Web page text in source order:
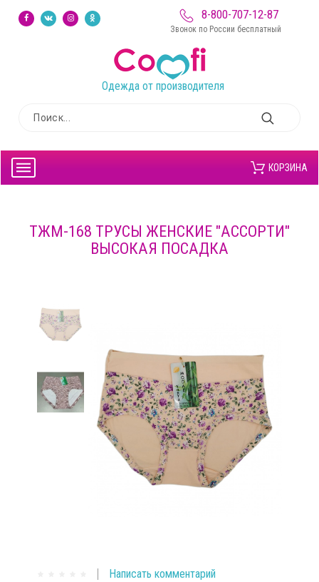
8-800-707-12-87
Звонок по России бесплатный
Одежда от производителя
КОРЗИНА
ТЖМ-168 ТРУСЫ ЖЕНСКИЕ "АССОРТИ"
ВЫСОКАЯ ПОСАДКА
Написать комментарий